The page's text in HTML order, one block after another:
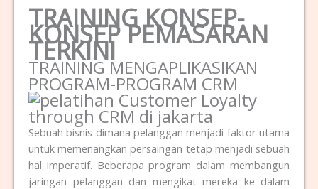
TRAINING KONSEP-
KONSEP PEMASARAN
TERKINI
TRAINING MENGAPLIKASIKAN
PROGRAM-PROGRAM CRM
Sebuah bisnis dimana pelanggan menjadi faktor utama
untuk memenangkan persaingan tetap menjadi sebuah
hal imperatif. Beberapa program dalam membangun
jaringan pelanggan dan mengikat mereka ke dalam